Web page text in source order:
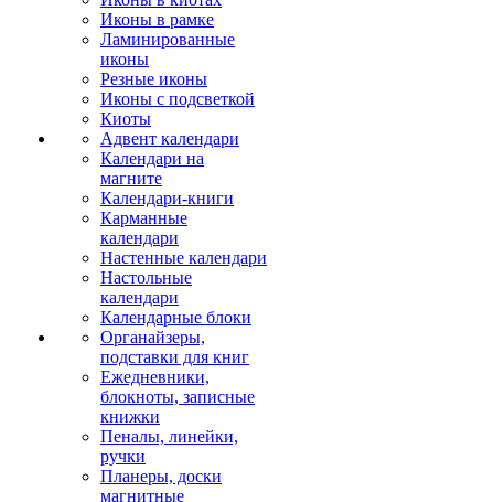
Иконы в рамке
Ламинированные
иконы
Резные иконы
Иконы с подсветкой
Киоты
Адвент календари
Календари на
магните
Календари-книги
Карманные
календари
Настенные календари
Настольные
календари
Календарные блоки
Органайзеры,
подставки для книг
Ежедневники,
блокноты, записные
книжки
Пеналы, линейки,
ручки
Планеры, доски
магнитные